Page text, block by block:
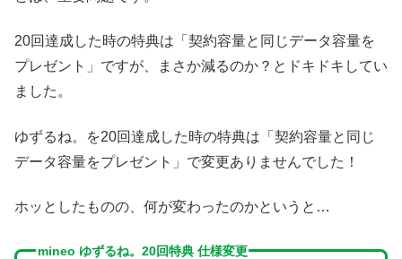
20回達成した時の特典は「契約容量と同じデータ容量を
プレゼント」ですが、まさか減るのか？とドキドキしてい
ました。
ゆずるね。を20回達成した時の特典は「契約容量と同じ
データ容量をプレゼント」で変更ありませんでした！
ホッとしたものの、何が変わったのかというと…
mineo ゆずるね。20回特典 仕様変更